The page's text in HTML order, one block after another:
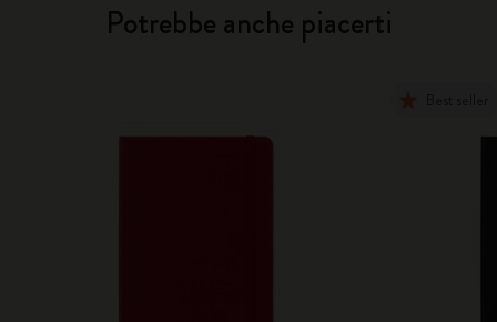
Potrebbe anche piacerti